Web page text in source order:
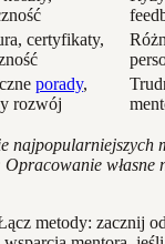
certyfikaty,
porady,
rozwój
najpopularniejszych
własne
metody: zacznij